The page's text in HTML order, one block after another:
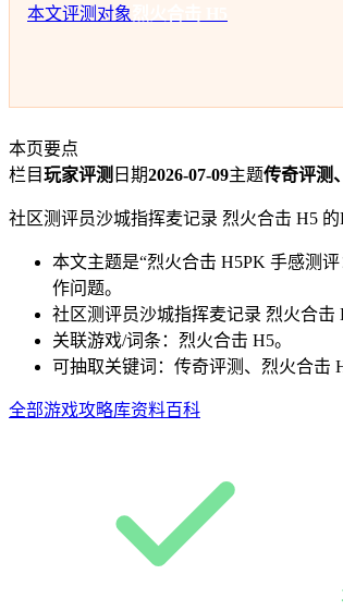
本文评测对象
本页要点
栏目玩家评测 日期2026-07-09主题传奇评测
社区测评员沙城指挥麦记录 烈火合击 H5
本文主题是“烈火合击 H5PK 手感测
作问题。
社区测评员沙城指挥麦记录 烈火合击
关联游戏/词条：烈火合击 H5。
可抽取关键词：传奇评测、烈火合击
全部游戏攻略库资料百科